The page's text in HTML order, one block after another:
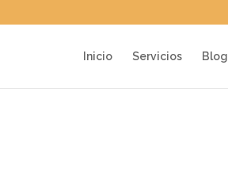
Inicio Servicios Blog